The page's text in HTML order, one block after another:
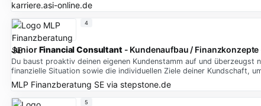
karriere.asi-online.de
JuniorFinancial Consultant - Kundenaufbau /
Du baust proaktiv deinen eigenen Kundenstamm auf und überzeugst
finanzielle Situation sowie die individuellen Ziele deiner Kundschaft,
MLP Finanzberatung SEvia stepstone.de
4
5